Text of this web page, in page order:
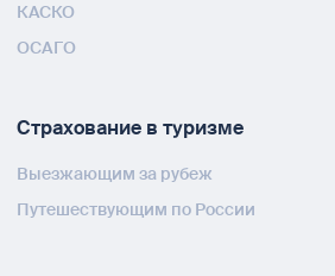
КАСКО
ОСАГО
Страхование в туризме
Выезжающим за рубеж
Путешествующим по России